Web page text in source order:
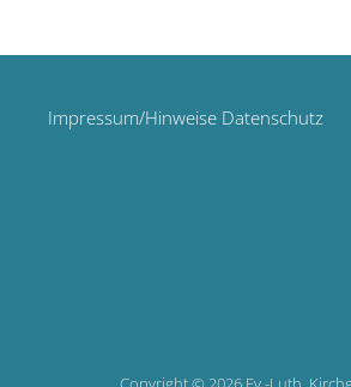
Impressum/Hinweise Datenschutz